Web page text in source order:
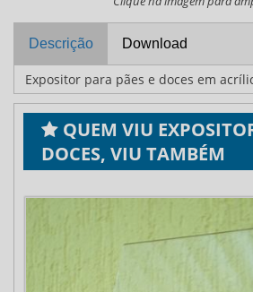
Descrição Download
Expositor para pães e doces em
QUEM VIU
DOCES, VIU TAMBÉM